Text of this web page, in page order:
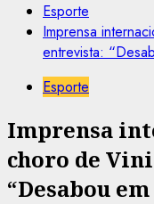
Esporte
Imprensa
entrevista:
Esporte
Imprensa
choro de
“Desabou